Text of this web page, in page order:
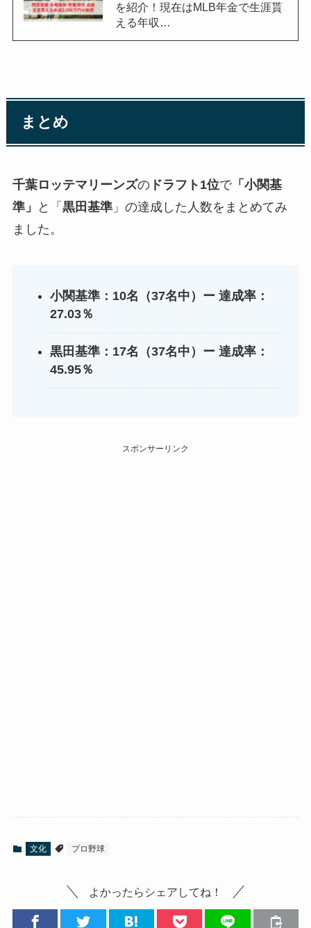
を紹介！現在はMLB年金で生涯貰
える年収…
まとめ
千葉ロッテマリーンズのドラフト1位で「小関基
準」
と「 黒田基準」の達成した人数をまとめてみ
ました。
小関基準：10名（37名中）ー 達成率：
27.03％
黒田基準：17名（37名中）ー 達成率：
45.95％
スポンサーリンク
文化 プロ野球
よかったらシェアしてね！